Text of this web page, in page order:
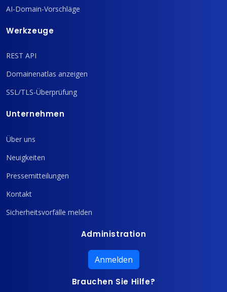
AI-Domain-Vorschläge
Werkzeuge
REST API
Domainenatlas anzeigen
SSL/TLS-Überprüfung
Unternehmen
Über uns
Neuigkeiten
Pressemitteilungen
Kontakt
Sicherheitsvorfälle melden
Administration
Anmelden
Brauchen Sie Hilfe?